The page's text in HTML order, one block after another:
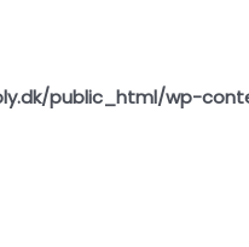
public_html/wp-